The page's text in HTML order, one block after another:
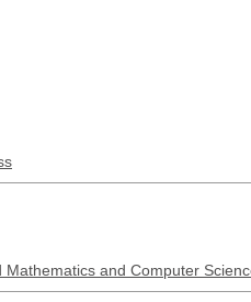
and Computer